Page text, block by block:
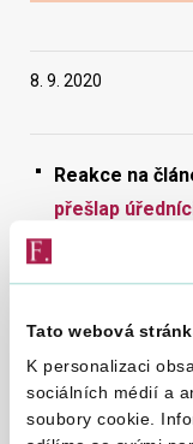
Tato webová
K personalizaci
sociálních médií a
soubory cookie.
8. 9. 2020
Reakce na
přešlap
autor: Jiří
9. 2020
Článek serveru
poněkolikáté vrací
vyskytovaly na
Generální finanční
vlastní kontrolní